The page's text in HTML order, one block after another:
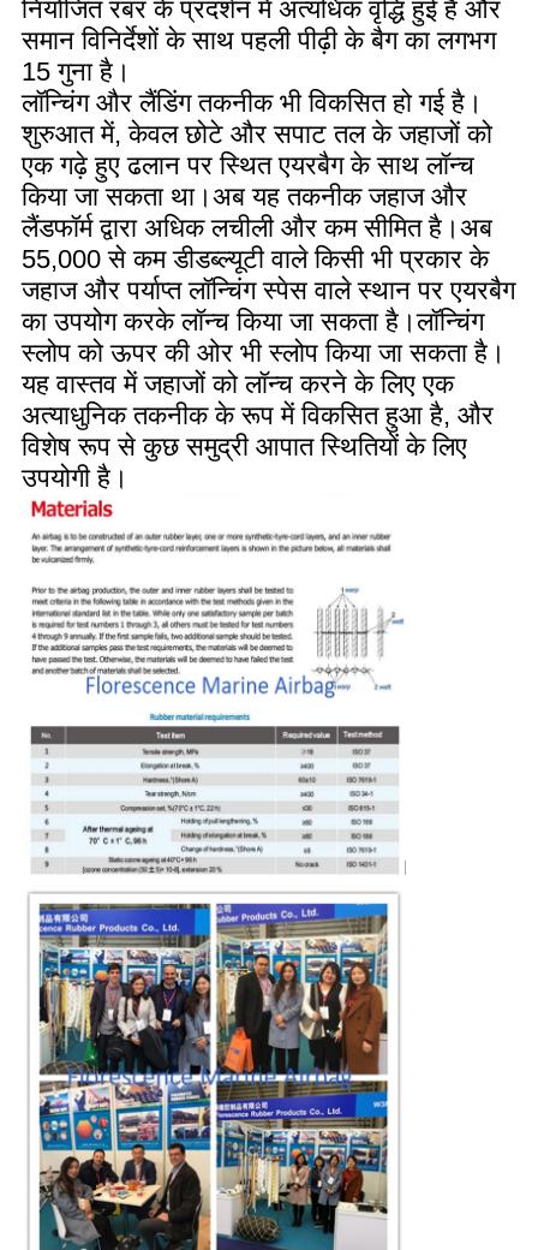
नियोजित रबर के प्रदर्शन में अत्यधिक वृद्धि हुई है और
समान विनिर्देशों के साथ पहली पीढ़ी के बैग का लगभग
15 गुना है।
लॉन्चिंग और लैंडिंग तकनीक भी विकसित हो गई है।
शुरुआत में, केवल छोटे और सपाट तल के जहाजों को
एक गढ़े हुए ढलान पर स्थित एयरबैग के साथ लॉन्च
किया जा सकता था।अब यह तकनीक जहाज और
लैंडफॉर्म द्वारा अधिक लचीली और कम सीमित है।अब
55,000 से कम डीडब्ल्यूटी वाले किसी भी प्रकार के
जहाज और पर्याप्त लॉन्चिंग स्पेस वाले स्थान पर एयरबैग
का उपयोग करके लॉन्च किया जा सकता है।लॉन्चिंग
स्लोप को ऊपर की ओर भी स्लोप किया जा सकता है।
यह वास्तव में जहाजों को लॉन्च करने के लिए एक
अत्याधुनिक तकनीक के रूप में विकसित हुआ है, और
विशेष रूप से कुछ समुद्री आपात स्थितियों के लिए
उपयोगी है।